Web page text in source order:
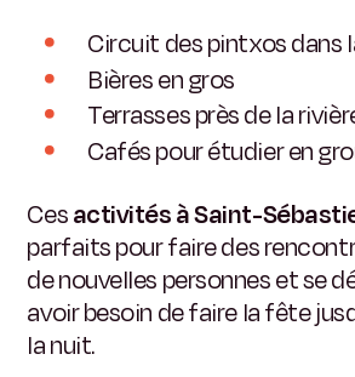
Circuit des pintxos dans
Bières en gros
Terrasses près de la
Cafés pour étudier en
Cesactivités à Saint-
parfaits pour faire des
de nouvelles personnes et se
avoir besoin de faire la fête
la nuit.